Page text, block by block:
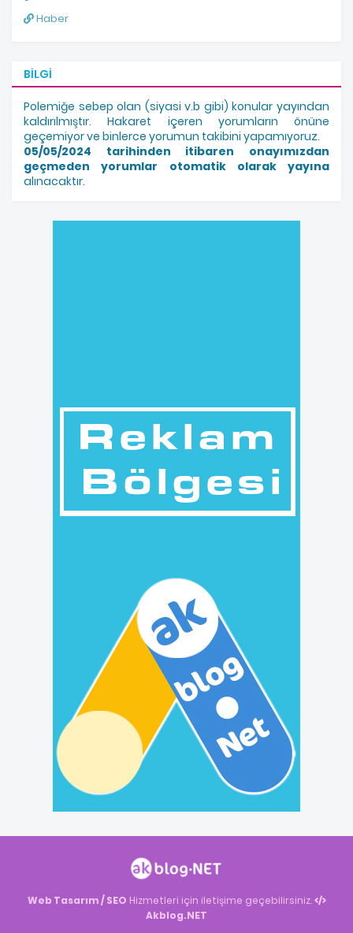
Haber
BILGI
Polemiğe sebep olan (siyasi v.b gibi) konular yayından
kaldırılmıştır. Hakaret içeren yorumların önüne
geçemiyor ve binlerce yorumun takibini yapamıyoruz.
05/05/2024 tarihinden itibaren onayımızdan
geçmeden yorumlar otomatik olarak yayına
alınacaktır.
Web Tasarım / SEO Hizmetleri için iletişime geçebilirsiniz.
Akblog.NET